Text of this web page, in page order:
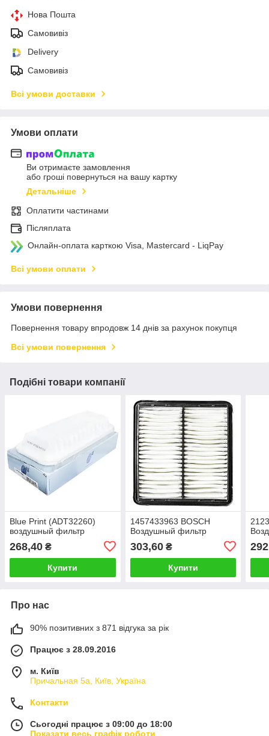
Нова Пошта
Самовивіз
Delivery
Самовивіз
Всі умови доставки
Умови оплати
Ви отримаєте замовлення
або гроші повернуться на вашу картку
Детальніше
Оплатити частинами
Післяплата
Онлайн-оплата карткою Visa, Mastercard - LiqPay
Всі умови оплати
Умови повернення
Повернення товару впродовж 14 днів за рахунок покупця
Всі умови повернення
Подібні товари компанії
Blue Print (ADT32260)
воздушный фильтр
268,40 ₴
Купити
1457433963 BOSCH
Воздушный фильтр
303,60₴
Купити
Про нас
90% позитивних з 871 відгука за рік
Працює з 28.09.2016
м. Київ
Причальная 5а, Київ, Україна
Контакти
Сьогодні працює з 09:00 до 18:00
Показати весь графік роботи